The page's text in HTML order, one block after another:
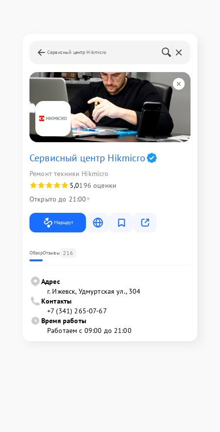
Сервисный центр Hikmicro
Сервисный центр Hikmicro
Ремонт техники Hikmicro
5,0196 оценки
Открыто до 21:00
Маршрут
ОбзорОтзывы 216
Адрес
г. Ижевск, Удмуртская ул., 304
Контакты
+7 (341) 265-07-67
Время работы
Работаем с 09:00 до 21:00